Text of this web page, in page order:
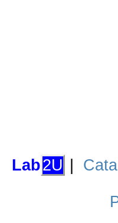
Lab2U